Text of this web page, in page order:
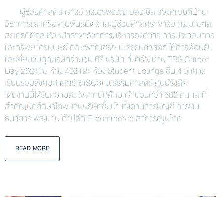
ผู้ช่วยศาสตราจารย์ ดร.อรพรรณ ยลระบิล รองคณบดีฝ่าย
วิชาการและเครือข่ายพันธมิตร และผู้ช่วยศาสตราจารย์ ดร.มณฑล
สรไกรกิติกูล หัวหน้าสาขาวิชาการบริหารองค์การ การประกอบการ
และทรัพยากรมนุษย์ คณะพาณิชย์ฯ ม.ธรรมศาสตร์ ให้การต้อนรับ
และเยี่ยมชมทุกบริษัทจำนวน 67 บริษัท ที่มาร่วมงาน TBS Career
Day 2024 ณ ห้อง 402 และ ห้อง Student Lounge ชั้น 4 อาคาร
เรียนรวมสังคมศาสตร์ 3 (SC3) ม.ธรรมศาสตร์ ศูนย์รังสิต
โดยงานนี้ได้รับความสนใจจากนักศึกษาจำนวนกว่า 600 คน และที่
สำคัญนักศึกษาได้พบกับบริษัทชั้นนำ ทั้งด้านการบัญชี การเงิน
ธนาคาร พลังงาน ค้าปลีก E-commerce สาธารณูปโภค
READ MORE